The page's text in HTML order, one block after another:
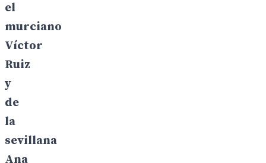
el
murciano
Víctor
Ruiz
y
de
la
sevillana
Ana